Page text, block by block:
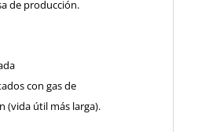
de producción.
con gas de
(vida útil más larga).